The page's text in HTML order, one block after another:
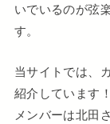
いでいるのが弦
す。
当サイトでは、
紹介しています！
メンバーは北田